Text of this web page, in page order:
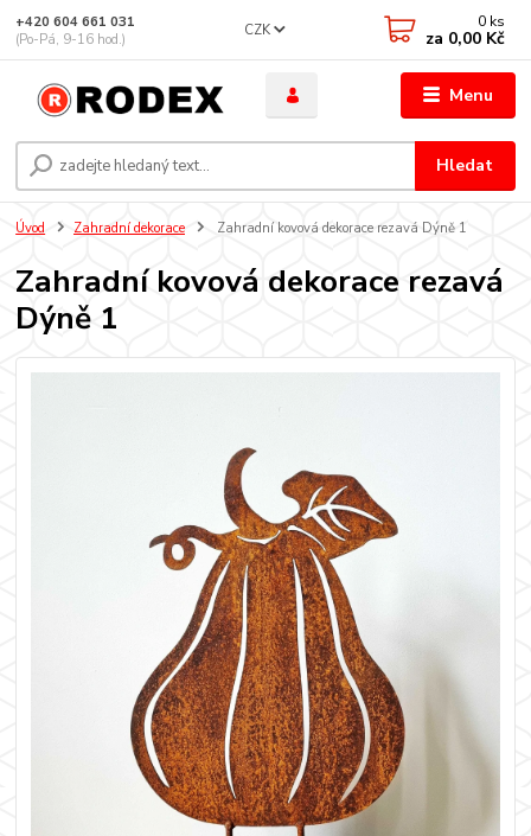
Menu
CZK
Hledat
+420 604 661 031
(Po-Pá, 9-16 hod.)
0 ks
za 0,00 Kč
Úvod Zahradní dekorace Zahradní kovová dekorace rezavá Dýně 1
Zahradní kovová dekorace rezavá
Dýně 1